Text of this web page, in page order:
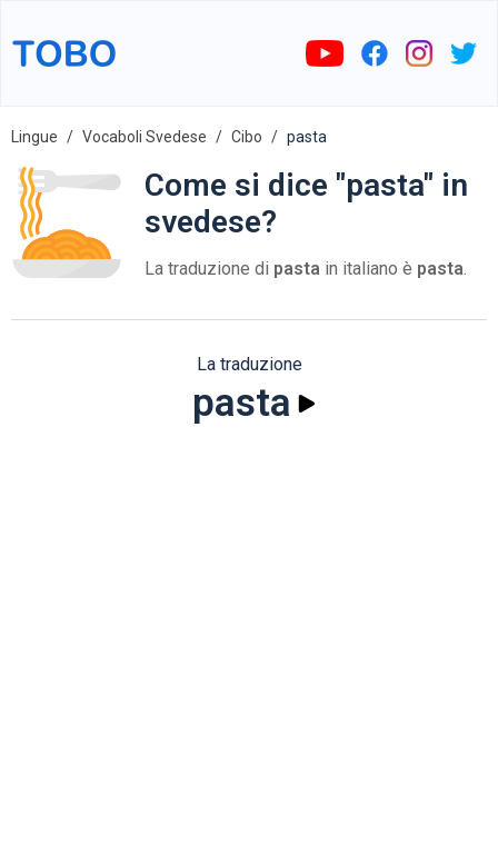
Lingue Vocaboli Svedese Cibo pasta
Come si dice "pasta" in
svedese?
La traduzione di pasta in italiano è pasta.
La traduzione
pasta